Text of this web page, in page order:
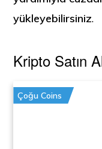
yükleyebilirsiniz.
Kripto Satın
Çoğu Coins